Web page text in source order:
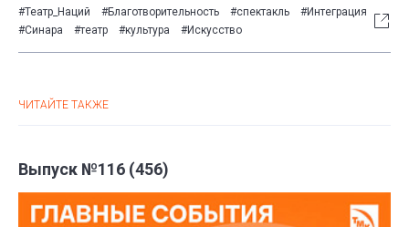
#Театр_Наций #Благотворительность #спектакль
#Интеграция
#Синара
#театр #культура #Искусство
ЧИТАЙТЕ ТАКЖЕ
Выпуск №116 (456)